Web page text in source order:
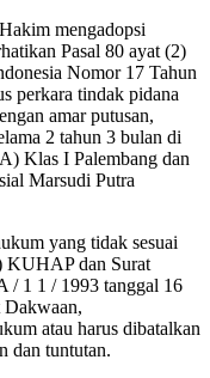
mengadopsi
Pasal 80 ayat (2)
Nomor 17 Tahun
perkara tindak pidana
amar putusan,
2 tahun 3 bulan di
Klas I Palembang dan
Marsudi Putra
yang tidak sesuai
KUHAP dan Surat
/ 1 1 / 1993 tanggal 16
Dakwaan,
atau harus dibatalkan
dan tuntutan.